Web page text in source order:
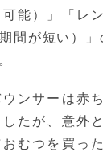
能）」「レ
間が短い）
ンサーは赤
たが、意外
むつを買っ